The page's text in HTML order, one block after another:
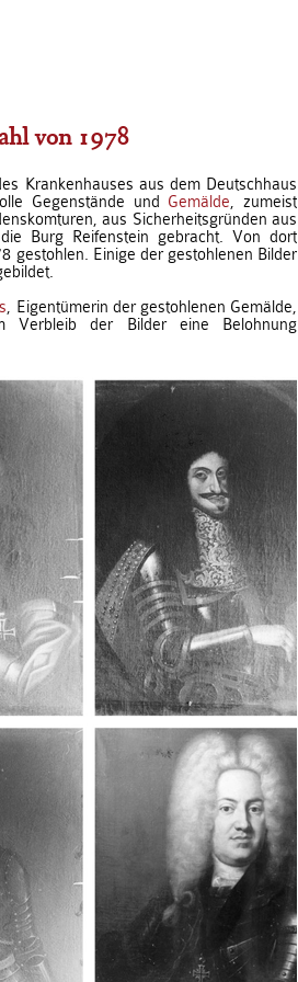
von 1978
Krankenhauses aus dem Deutschhaus
Gegenstände und Gemälde, zumeist
aus Sicherheitsgründen aus
Burg Reifenstein gebracht. Von dort
gestohlen. Einige der gestohlenen Bilder
, Eigentümerin der gestohlenen Gemälde,
Verbleib der Bilder eine Belohnung